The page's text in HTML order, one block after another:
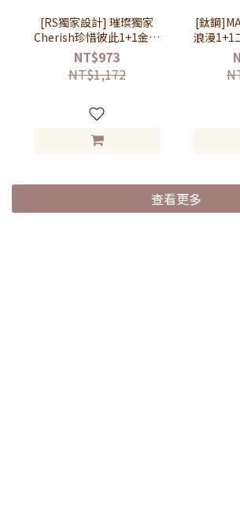
[RS獨家設計] 璀璨獨家
Cherish珍惜彼此1+1金屬
繩手鍊二件套組
【ATS181】
NT$973
NT$1,172
[鈦鋼
浪漫1+1
情
【
查看更多